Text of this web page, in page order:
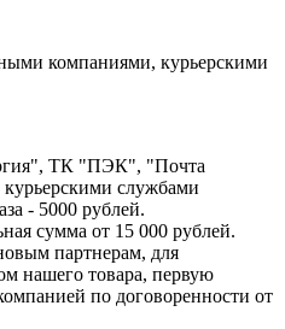
компаниями, курьерскими
ТК "ПЭК", "Почта
службами
- 5000 рублей.
сумма от 15 000 рублей.
партнерам, для
нашего товара, первую
по договоренности от